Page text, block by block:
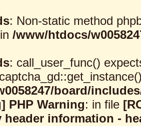
: Non-static method
/www/htdocs/
: call_user_func()
board/
PHP Warning: in file
header information -